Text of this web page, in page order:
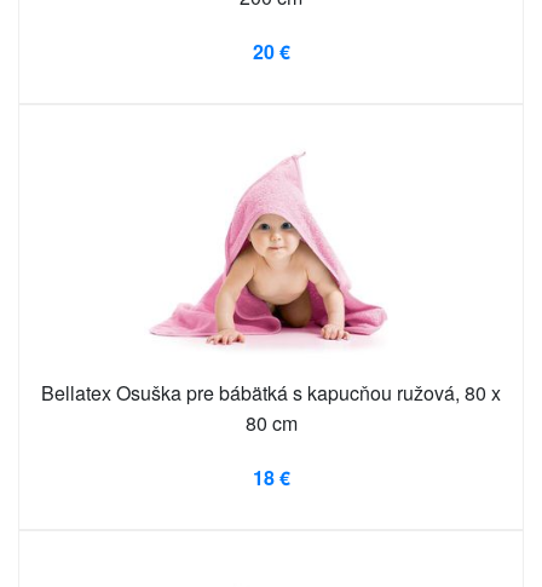
20 €
Bellatex Osuška pre bábätká s kapucňou ružová, 80 x
80 cm
18 €